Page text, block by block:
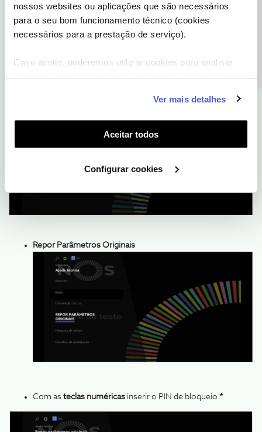
nossos websites ou aplicações que são necessários
para o seu bom funcionamento técnico (cookies
necessários para a prestação de serviço).
Caso aceite, poderemos utilizar cookies para analisar
funcionalidades (cookies de personalização e
funcionalidade) e adaptar anúncios aos seus interesses
(cookies de publicidade personalizada). Pode gerir a
utilização dos cookies clicando em "Configurar
Ver mais detalhes
Aceitar todos
Configurar cookies
Repor Parâmetros Originais
Com as teclas numéricas inserir o PIN de bloqueio *